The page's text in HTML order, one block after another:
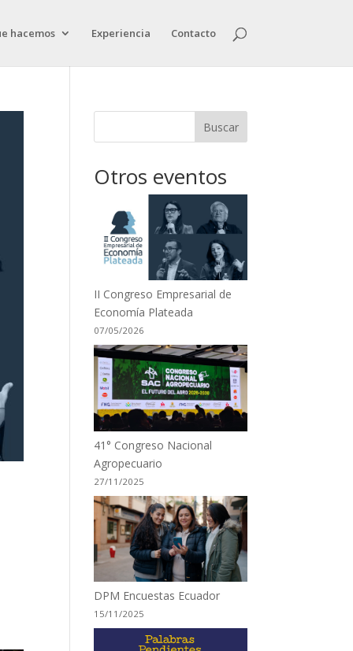
hacemos Experiencia Contacto
Buscar
Otros eventos
II Congreso Empresarial de
Economía Plateada
07/05/2026
41° Congreso Nacional
Agropecuario
27/11/2025
DPM Encuestas Ecuador
15/11/2025